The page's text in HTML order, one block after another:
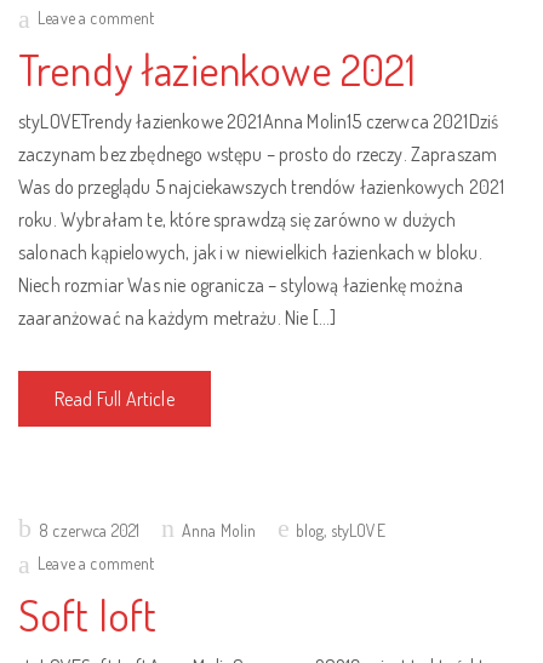
Leave a comment
Trendy łazienkowe 2021
styLOVETrendy łazienkowe 2021Anna Molin15 czerwca 2021Dziś
zaczynam bez zbędnego wstępu – prosto do rzeczy. Zapraszam
Was do przeglądu 5 najciekawszych trendów łazienkowych 2021
roku. Wybrałam te, które sprawdzą się zarówno w dużych
salonach kąpielowych, jak i w niewielkich łazienkach w bloku.
Niech rozmiar Was nie ogranicza – stylową łazienkę można
zaaranżować na każdym metrażu. Nie […]
Read Full Article
Posted8 czerwca 2021 Anna Molin blog, styLOVE
Leave a comment
Soft loft